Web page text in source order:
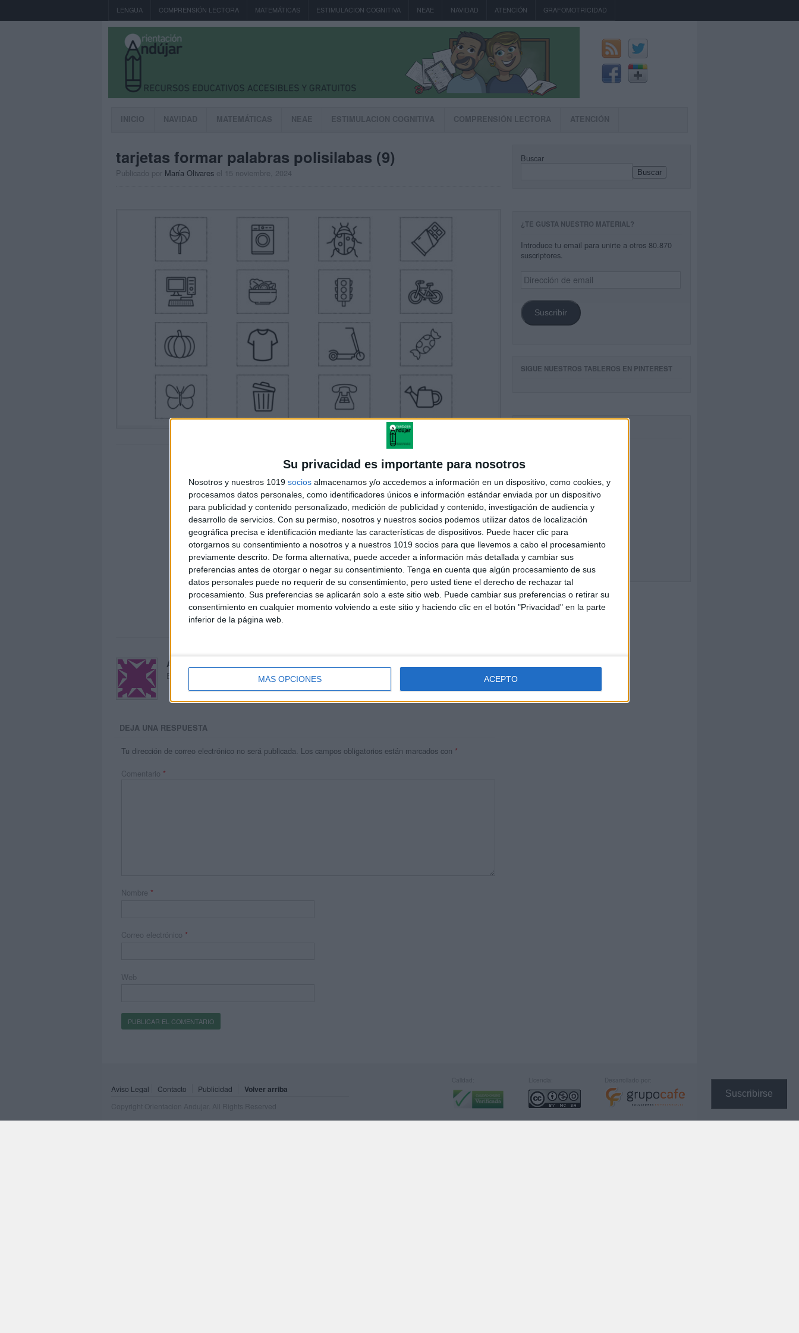
Su privacidad es importante para nosotros
Nosotros y nuestros 1019 socios almacenamos y/o accedemos a información en un dispositivo, como cookies, y
procesamos datos personales, como identificadores únicos e información estándar enviada por un dispositivo
para publicidad y contenido personalizado, medición de publicidad y contenido, investigación de audiencia y
desarrollo de servicios. Con su permiso, nosotros y nuestros socios podemos utilizar datos de localización
geográfica precisa e identificación mediante las características de dispositivos. Puede hacer clic para
otorgarnos su consentimiento a nosotros y a nuestros 1019 socios para que llevemos a cabo el procesamiento
previamente descrito. De forma alternativa, puede acceder a información más detallada y cambiar sus
preferencias antes de otorgar o negar su consentimiento. Tenga en cuenta que algún procesamiento de sus
datos personales puede no requerir de su consentimiento, pero usted tiene el derecho de rechazar tal
procesamiento. Sus preferencias se aplicarán solo a este sitio web. Puede cambiar sus preferencias o retirar su
consentimiento en cualquier momento volviendo a este sitio y haciendo clic en el botón "Privacidad" en la parte
inferior de la página web.
MÁS OPCIONES ACEPTO
Suscribirse
LENGUA COMPRENSIÓN LECTORA MATEMÁTICAS ESTIMULACION COGNITIVA NEAE NAVIDAD ATENCIÓN GRAFOMOTRICIDAD
INICIO NAVIDAD MATEMÁTICAS NEAE ESTIMULACION COGNITIVA COMPRENSIÓN LECTORA ATENCIÓN
tarjetas formar palabras polisilabas (9)
Publicado por María Olivares el 15 noviembre, 2024
Acerca de María Olivares
El autor no ha proporcionado ninguna información.
DEJA UNA RESPUESTA
Tu dirección de correo electrónico no será publicada. Los campos obligatorios están marcados con *
Comentario *
Nombre *
Correo electrónico *
Web
Buscar
Buscar
¿TE GUSTA NUESTRO MATERIAL?
Introduce tu email para unirte a otros 80.870
suscriptores.
Dirección
de
Suscribir
SIGUE NUESTROS TABLEROS EN PINTEREST
Aviso Legal Contacto Publicidad Volver arriba